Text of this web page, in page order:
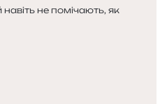
не помічають, як